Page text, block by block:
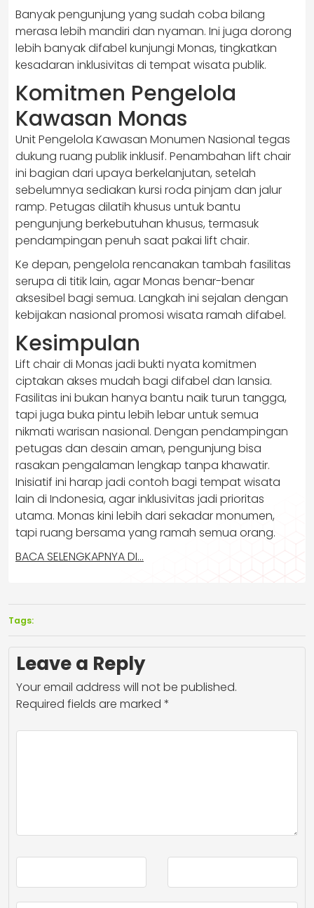
Banyak pengunjung yang sudah coba bilang
merasa lebih mandiri dan nyaman. Ini juga dorong
lebih banyak difabel kunjungi Monas, tingkatkan
kesadaran inklusivitas di tempat wisata publik.
Komitmen Pengelola
Kawasan Monas
Unit Pengelola Kawasan Monumen Nasional tegas
dukung ruang publik inklusif. Penambahan lift chair
ini bagian dari upaya berkelanjutan, setelah
sebelumnya sediakan kursi roda pinjam dan jalur
ramp. Petugas dilatih khusus untuk bantu
pengunjung berkebutuhan khusus, termasuk
pendampingan penuh saat pakai lift chair.
Ke depan, pengelola rencanakan tambah fasilitas
serupa di titik lain, agar Monas benar-benar
aksesibel bagi semua. Langkah ini sejalan dengan
kebijakan nasional promosi wisata ramah difabel.
Kesimpulan
Lift chair di Monas jadi bukti nyata komitmen
ciptakan akses mudah bagi difabel dan lansia.
Fasilitas ini bukan hanya bantu naik turun tangga,
tapi juga buka pintu lebih lebar untuk semua
nikmati warisan nasional. Dengan pendampingan
petugas dan desain aman, pengunjung bisa
rasakan pengalaman lengkap tanpa khawatir.
Inisiatif ini harap jadi contoh bagi tempat wisata
lain di Indonesia, agar inklusivitas jadi prioritas
utama. Monas kini lebih dari sekadar monumen,
tapi ruang bersama yang ramah semua orang.
BACA SELENGKAPNYA DI…
Tags:
Leave a Reply
Your email address will not be published.
Required fields are marked *